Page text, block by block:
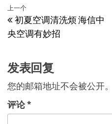
文
章
导
航
上
一
篇
章
上一个
初夏空调清洗烦 海信中
央空调有妙招
发表回复
您的邮箱地址不会被公开。
评论*